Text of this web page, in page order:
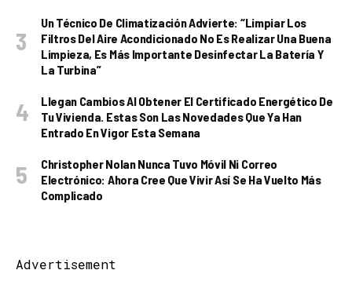
Un Técnico De Climatización Advierte: “Limpiar Los
Filtros Del Aire Acondicionado No Es Realizar Una Buena
Limpieza, Es Más Importante Desinfectar La Batería Y
La Turbina”
Llegan Cambios Al Obtener El Certificado Energético De
Tu Vivienda. Estas Son Las Novedades Que Ya Han
Entrado En Vigor Esta Semana
Christopher Nolan Nunca Tuvo Móvil Ni Correo
Electrónico: Ahora Cree Que Vivir Así Se Ha Vuelto Más
Complicado
Advertisement